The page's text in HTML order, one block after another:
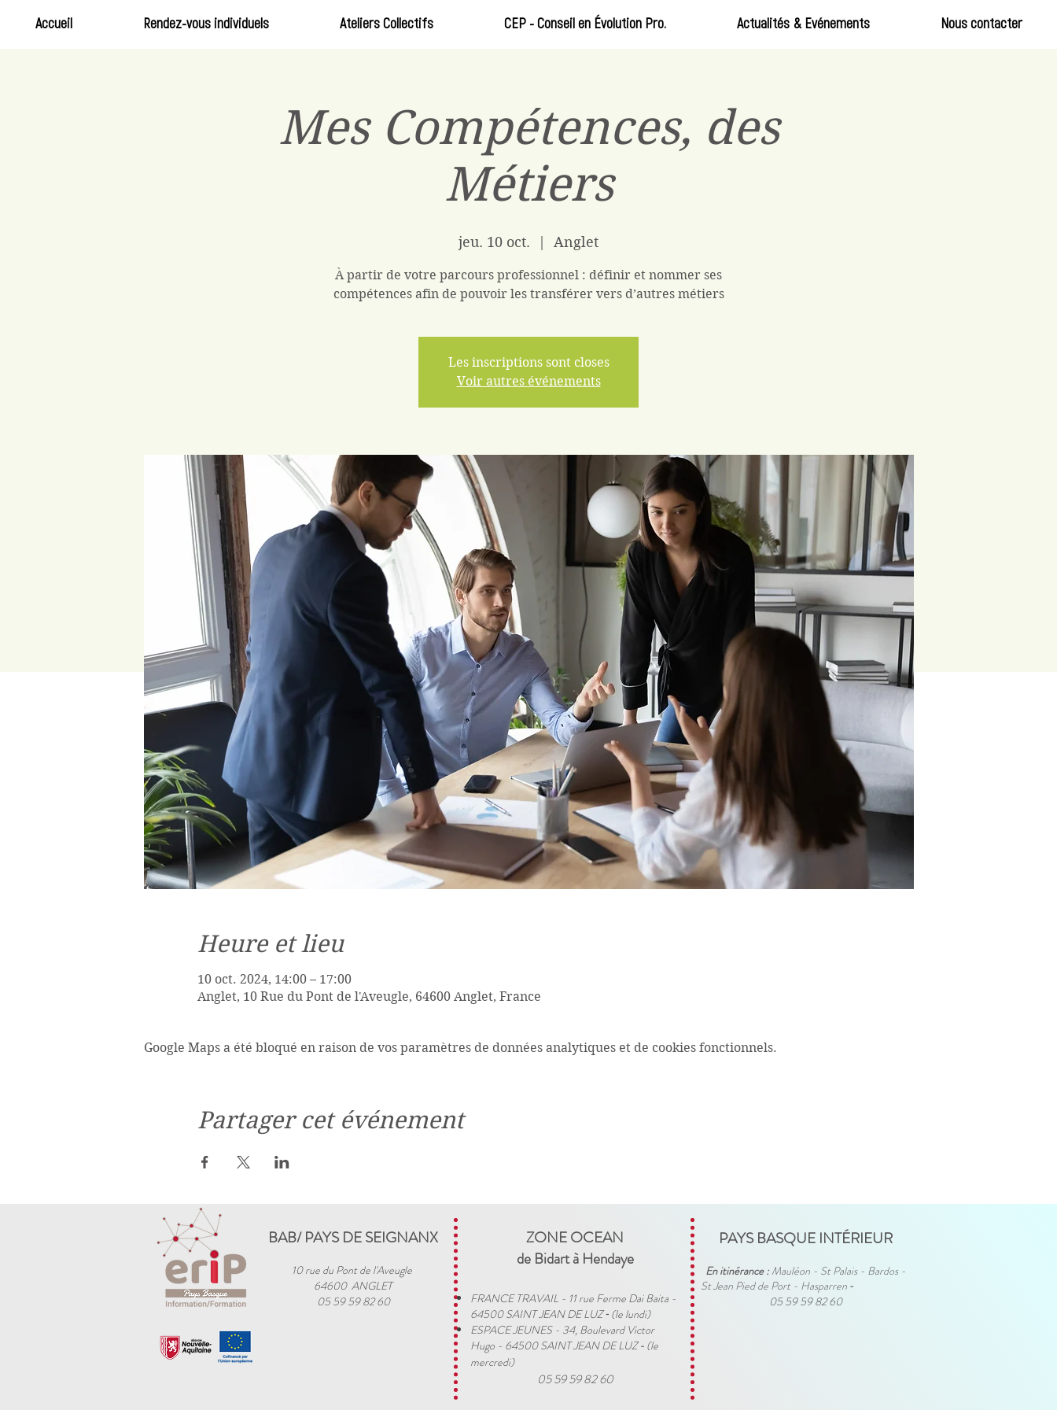
Accueil Rendez-vous individuels Ateliers Collectifs CEP - Conseil en Évolution Pro. Actualités & Evénements Nous contacter
Mes Compétences, des
Métiers
jeu. 10 oct. Anglet
À partir de votre parcours professionnel : définir et nommer ses
compétences afin de pouvoir les transférer vers d’autres métiers
Les inscriptions sont closes
Voir autres événements
Heure et lieu
10 oct. 2024, 14:00 – 17:00
Anglet, 10 Rue du Pont de l'Aveugle, 64600 Anglet, France
Google Maps a été bloqué en raison de vos paramètres de données analytiques et de cookies fonctionnels.
Partager cet événement
BAB/ PAYS DE SEIGNANX
10 rue du Pont de l'Aveugle
64600 ANGLET
05 59 59 82 60
ZONE OCEAN
de Bidart à Hendaye​
FRANCE TRAVAIL - 11 rue Ferme Dai Baita -
64500 SAINT JEAN DE LUZ​ - (le lundi)
ESPACE JEUNES - 34, Boulevard Victor
Hugo - 64500 SAINT JEAN DE LUZ- (le
mercredi)
05 59 59 82 60
PAYS BASQUE INTÉRIEUR
En itinérance :Mauléon - St Palais - Bardos -
St Jean Pied de Port - Hasparren -
05 59 59 82 60